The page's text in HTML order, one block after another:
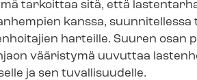
tarkoittaa sitä, että
kanssa, suunnitellessa
harteille. Suuren osan
vääristymä uuvuttaa
ja sen tuvallisuudelle.